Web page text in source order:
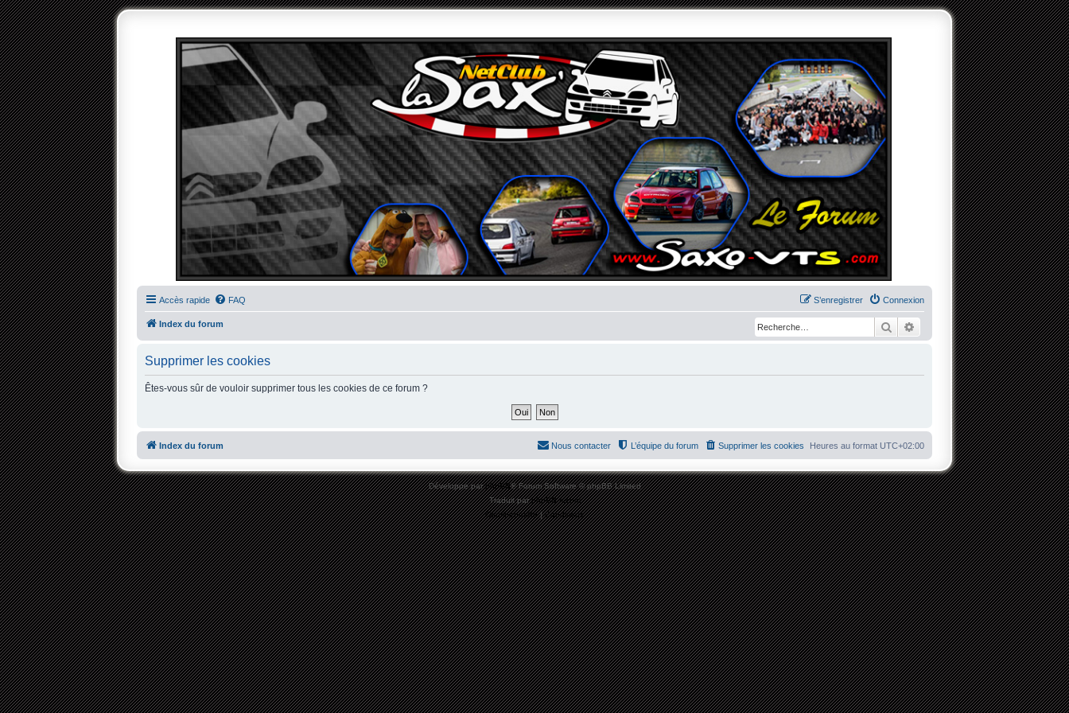
Accès rapide FAQ Connexion
S’enregistrer
Index du forum RechercherRecherche avancée
Supprimer les cookies
Êtes-vous sûr de vouloir supprimer tous les cookies de ce forum ?
Index du forum Heures au format UTC+02:00
Supprimer les cookies
L’équipe du forum
Nous contacter
Développé parphpBB® Forum Software © phpBB Limited
Traduit parphpBB-fr.com
Confidentialité|Conditions